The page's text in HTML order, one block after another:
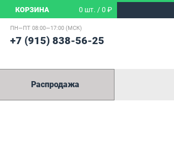
КОРЗИНА 0 шт. / 0 ₽
ПН—ПТ 08:00—17:00 (МСК)
+7 (915) 838-56-25
Распродажа